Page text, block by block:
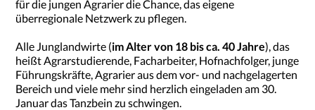
für die jungen Agrarier die Chance, das eigene
überregionale Netzwerk zu pflegen.
Alle Junglandwirte (im Alter von 18 bis ca. 40 Jahre), das
heißt Agrarstudierende, Facharbeiter, Hofnachfolger, junge
Führungskräfte, Agrarier aus dem vor- und nachgelagerten
Bereich und viele mehr sind herzlich eingeladen am 30.
Januar das Tanzbein zu schwingen.